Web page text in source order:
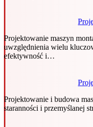
Projektowanie maszyn
uwzględnienia wielu
efektywność i…
Projektowanie i budowa
staranności i przemyślanej